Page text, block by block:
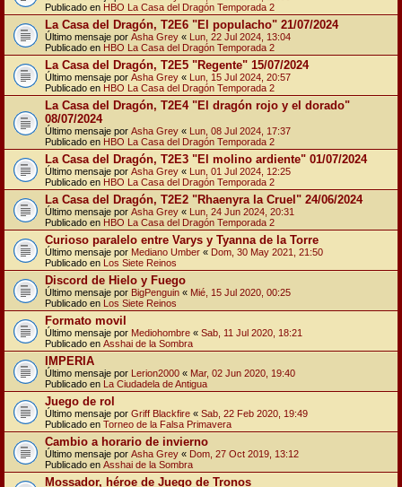
Publicado en HBO La Casa del Dragón Temporada 2
La Casa del Dragón, T2E6 "El populacho" 21/07/2024
Último mensaje por Asha Grey « Lun, 22 Jul 2024, 13:04
Publicado en HBO La Casa del Dragón Temporada 2
La Casa del Dragón, T2E5 "Regente" 15/07/2024
Último mensaje por Asha Grey « Lun, 15 Jul 2024, 20:57
Publicado en HBO La Casa del Dragón Temporada 2
La Casa del Dragón, T2E4 "El dragón rojo y el dorado"
08/07/2024
Último mensaje por Asha Grey « Lun, 08 Jul 2024, 17:37
Publicado en HBO La Casa del Dragón Temporada 2
La Casa del Dragón, T2E3 "El molino ardiente" 01/07/2024
Último mensaje por Asha Grey « Lun, 01 Jul 2024, 12:25
Publicado en HBO La Casa del Dragón Temporada 2
La Casa del Dragón, T2E2 "Rhaenyra la Cruel" 24/06/2024
Último mensaje por Asha Grey « Lun, 24 Jun 2024, 20:31
Publicado en HBO La Casa del Dragón Temporada 2
Curioso paralelo entre Varys y Tyanna de la Torre
Último mensaje por Mediano Umber « Dom, 30 May 2021, 21:50
Publicado en Los Siete Reinos
Discord de Hielo y Fuego
Último mensaje por BigPenguin « Mié, 15 Jul 2020, 00:25
Publicado en Los Siete Reinos
Formato movil
Último mensaje por Mediohombre « Sab, 11 Jul 2020, 18:21
Publicado en Asshai de la Sombra
IMPERIA
Último mensaje por Lerion2000 « Mar, 02 Jun 2020, 19:40
Publicado en La Ciudadela de Antigua
Juego de rol
Último mensaje por Griff Blackfire « Sab, 22 Feb 2020, 19:49
Publicado en Torneo de la Falsa Primavera
Cambio a horario de invierno
Último mensaje por Asha Grey « Dom, 27 Oct 2019, 13:12
Publicado en Asshai de la Sombra
Mossador, héroe de Juego de Tronos